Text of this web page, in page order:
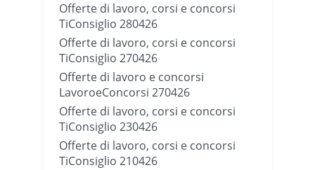
Offerte di lavoro, corsi e concorsi
TiConsiglio 280426
Offerte di lavoro, corsi e concorsi
TiConsiglio 270426
Offerte di lavoro e concorsi
LavoroeConcorsi 270426
Offerte di lavoro, corsi e concorsi
TiConsiglio 230426
Offerte di lavoro, corsi e concorsi
TiConsiglio 210426